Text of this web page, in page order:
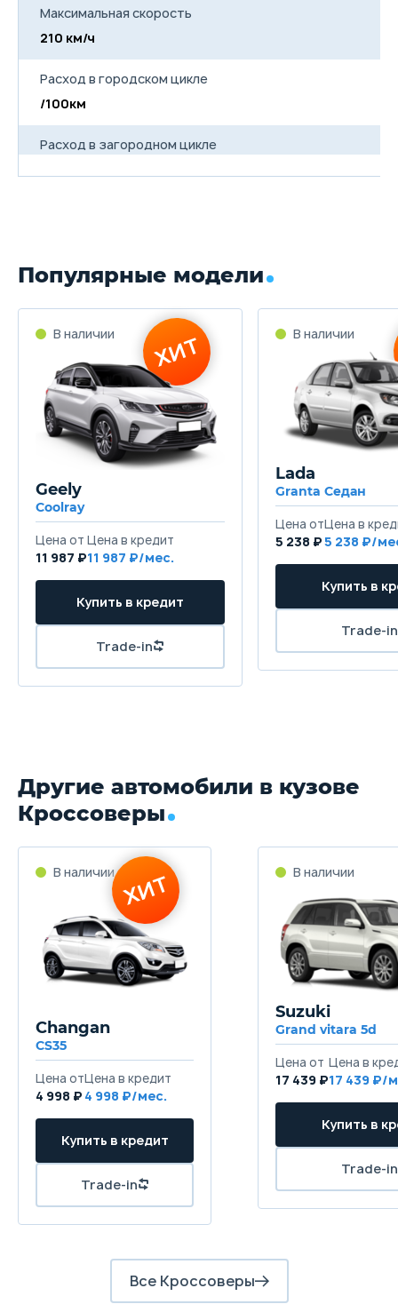
Максимальная скорость
210 км/ч
Расход в городском цикле
/100км
Расход в загородном цикле
Объем топливного бака
Длина
4785 мм
Ширина
1905 мм
1700 мм
Колёсная база
2870 мм
Клиренс
200 мм
Масса
Трансмиссия
Автоматическая
Привод
Передняя подвеска
Независимая подвеска Макферсона (со
Независимая многорычажная подвеска (со
Передние тормоза
Дисковые вентилируемые
Популярные модели
Geely
Coolray
11 987 ₽11 987
Lada
Granta Седан
5 238 ₽5 238
Другие автомобили в кузове
Кроссоверы
В наличии ХИТ
Changan
CS35
Цена от
4 998 ₽
Цена в кредит
4 998 ₽/мес.
Купить в кредит
Trade-in
В наличии
Suzuki
Grand vitara 5d
Цена от
17 439 ₽
Цена в
17 439 ₽/
Купить в
Trade-in
Все Кроссоверы